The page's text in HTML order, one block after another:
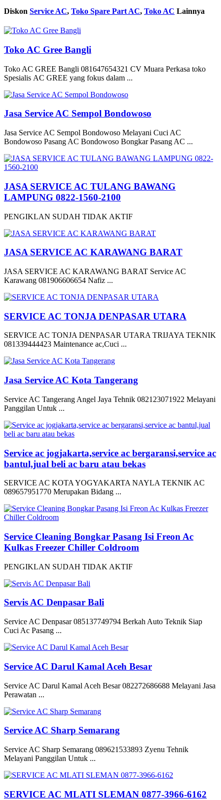
Diskon Service AC, Toko Spare Part AC, Toko AC Lainnya
Toko AC Gree Bangli
Toko AC GREE Bangli 081647654321 CV Muara Perkasa toko
Spesialis AC GREE yang fokus dalam ...
Jasa Service AC Sempol Bondowoso
Jasa Service AC Sempol Bondowoso Melayani Cuci AC
Bondowoso Pasang AC Bondowoso Bongkar Pasang AC ...
JASA SERVICE AC TULANG BAWANG
LAMPUNG 0822-1560-2100
PENGIKLAN SUDAH TIDAK AKTIF
JASA SERVICE AC KARAWANG BARAT
JASA SERVICE AC KARAWANG BARAT Service AC
Karawang 081906606654 Nafiz ...
SERVICE AC TONJA DENPASAR UTARA
SERVICE AC TONJA DENPASAR UTARA TRIJAYA TEKNIK
081339444423 Maintenance ac,Cuci ...
Jasa Service AC Kota Tangerang
Service AC Tangerang Angel Jaya Tehnik 082123071922 Melayani
Panggilan Untuk ...
Service ac jogjakarta,service ac bergaransi,service ac
bantul,jual beli ac baru atau bekas
SERVICE AC KOTA YOGYAKARTA NAYLA TEKNIK AC
089657951770 Merupakan Bidang ...
Service Cleaning Bongkar Pasang Isi Freon Ac
Kulkas Freezer Chiller Coldroom
PENGIKLAN SUDAH TIDAK AKTIF
Servis AC Denpasar Bali
Service AC Denpasar 085137749794 Berkah Auto Teknik Siap
Cuci Ac Pasang ...
Service AC Darul Kamal Aceh Besar
Service AC Darul Kamal Aceh Besar 082272686688 Melayani Jasa
Perawatan ...
Service AC Sharp Semarang
Service AC Sharp Semarang 089621533893 Zyenu Tehnik
Melayani Panggilan Untuk ...
SERVICE AC MLATI SLEMAN 0877-3966-6162